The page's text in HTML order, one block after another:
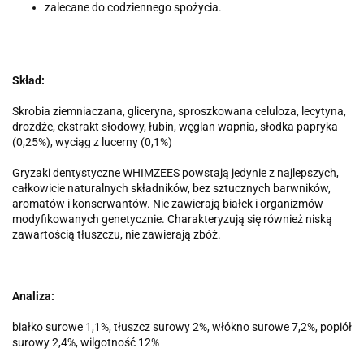
zalecane do codziennego spożycia.
Skład:
Skrobia ziemniaczana, gliceryna, sproszkowana celuloza, lecytyna,
drożdże, ekstrakt słodowy, łubin, węglan wapnia, słodka papryka
(0,25%), wyciąg z lucerny (0,1%)
Gryzaki dentystyczne WHIMZEES powstają jedynie z najlepszych,
całkowicie naturalnych składników, bez sztucznych barwników,
aromatów i konserwantów. Nie zawierają białek i organizmów
modyfikowanych genetycznie. Charakteryzują się również niską
zawartością tłuszczu, nie zawierają zbóż.
Analiza:
białko surowe 1,1%, tłuszcz surowy 2%, włókno surowe 7,2%, popiół
surowy 2,4%, wilgotność 12%